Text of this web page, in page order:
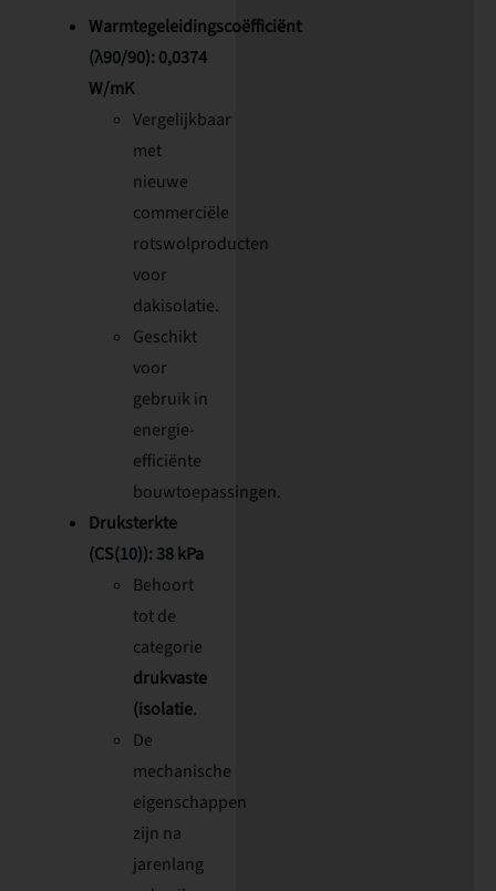
Warmtegeleidingscoëfficiënt
(λ90/90): 0,0374
W/mK
Vergelijkbaar
met
nieuwe
commerciële
rotswolproducten
voor
dakisolatie.
Geschikt
voor
gebruik in
energie-
efficiënte
bouwtoepassingen.
Druksterkte
(CS(10)): 38 kPa
Behoort
tot de
categorie
drukvaste
(isolatie.
De
mechanische
eigenschappen
zijn na
jarenlang